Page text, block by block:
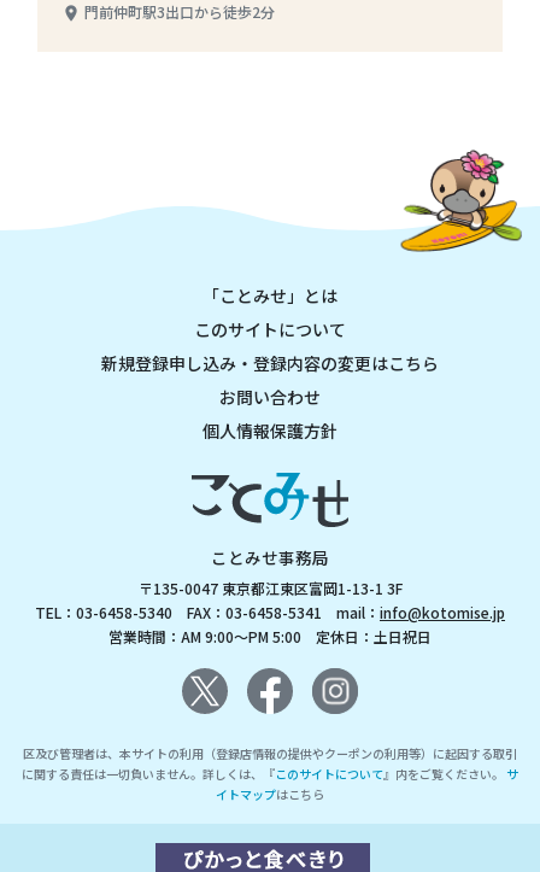
place 門前仲町駅3出口から徒歩2分
「ことみせ」とは
このサイトについて
新規登録申し込み・登録内容の変更はこちら
お問い合わせ
個人情報保護方針
ことみせ事務局
〒135-0047 東京都江東区富岡1-13-1 3F
TEL：03-6458-5340 FAX：03-6458-5341 mail： info@kotomise.jp
営業時間：AM 9:00～PM 5:00 定休日：土日祝日
区及び管理者は、本サイトの利用（登録店情報の提供やクーポンの利用等）に起因する取引
に関する責任は一切負いません。詳しくは、『このサイトについて』内をご覧ください。 サ
イトマップはこちら